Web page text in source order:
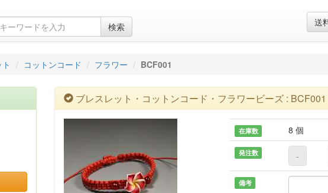
検索 送
コットンコード フラワー BCF001
ブレスレット・コットンコード・フラワービーズ : BCF001
在庫数 8 個
発注数 -
備考